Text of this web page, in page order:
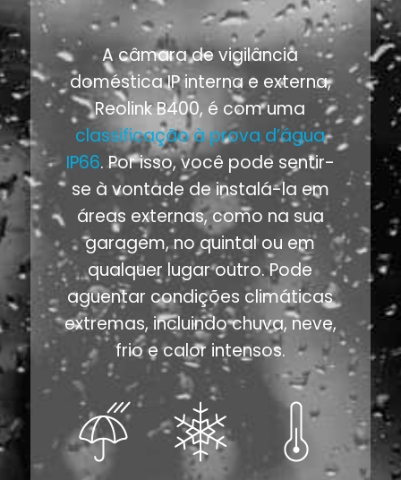
A câmara de vigilância
doméstica IP interna e externa,
Reolink B400, é com uma
classificação à prova d’água
IP66. Por isso, você pode sentir-
se à vontade de instalá-la em
áreas externas, como na sua
garagem, no quintal ou em
qualquer lugar outro. Pode
aguentar condições climáticas
extremas, incluindo chuva, neve,
frio e calor intensos.